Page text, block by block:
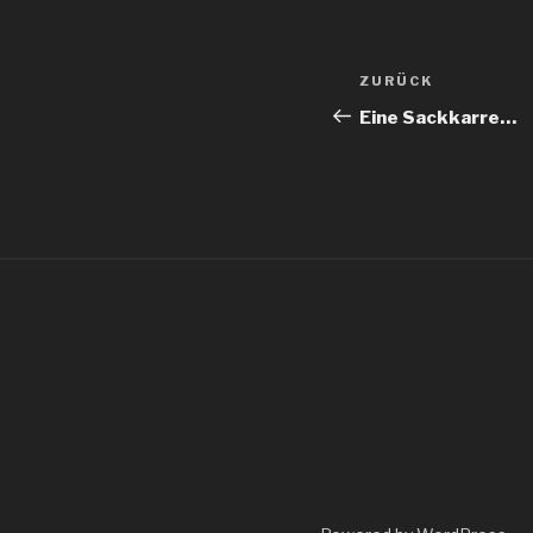
Vorheriger
Beitrag
ZURÜCK
Eine Sackkarre…